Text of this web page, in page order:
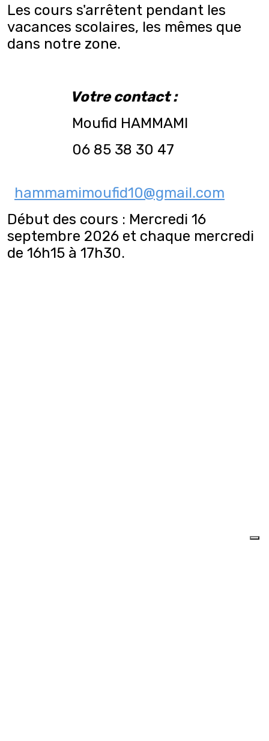
Les cours s'arrêtent pendant les
vacances scolaires, les mêmes que
dans notre zone.
Votre contact :
Moufid HAMMAMI
06 85 38 30 47
hammamimoufid10@gmail.com
Début des cours : Mercredi 16
septembre 2026 et chaque mercredi
de 16h15 à 17h30.